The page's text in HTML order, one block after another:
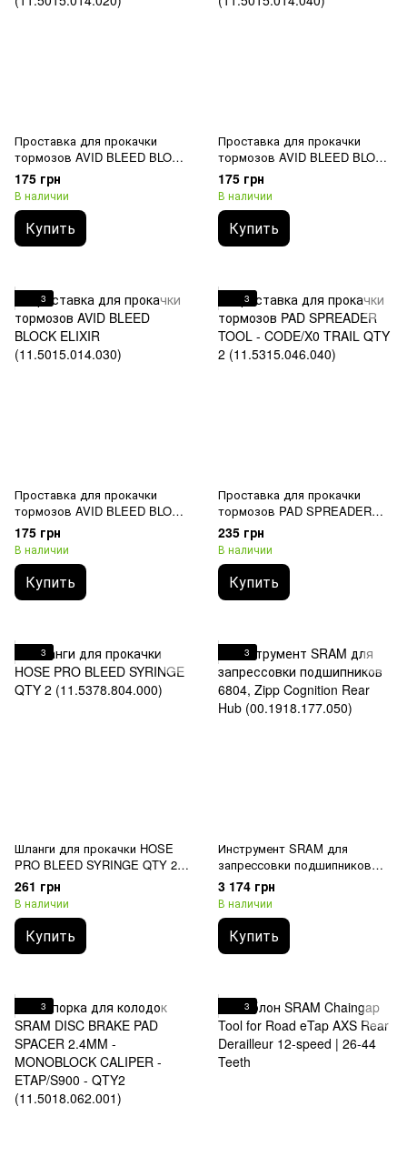
Проставка для прокачки
тормозов AVID BLEED BLOCK
CODE (11.5015.014.020)
175 грн
В наличии
Купить
Проставка для прокачки
тормозов AVID BLEED BLOCK
CODE 2011 (11.5015.014.040)
175 грн
В наличии
Купить
3
Проставка для прокачки
тормозов AVID BLEED BLOCK
ELIXIR (11.5015.014.030)
175 грн
В наличии
Купить
3
Проставка для прокачки
тормозов PAD SPREADER
TOOL - CODE/X0 TRAIL QTY 2
(11.5315.046.040)
235 грн
В наличии
Купить
3
Шланги для прокачки HOSE
PRO BLEED SYRINGE QTY 2
(11.5378.804.000)
261 грн
В наличии
Купить
3
Инструмент SRAM для
запрессовки подшипников
6804, Zipp Cognition Rear Hub
(00.1918.177.050)
3 174 грн
В наличии
Купить
3 3